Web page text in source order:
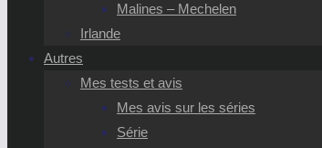
Malines – Mechelen
Irlande
Autres
Mes tests et avis
Mes avis sur les séries
Série